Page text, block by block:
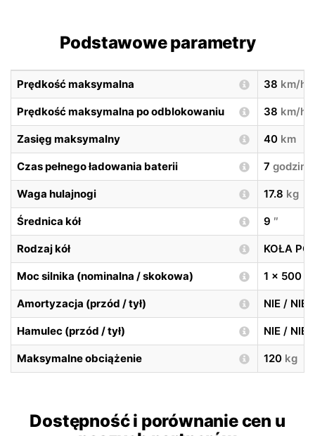
Podstawowe parametry
Prędkość maksymalna 38 km/h
Prędkość maksymalna po odblokowaniu 38 km/h
Zasięg maksymalny 40 km
Czas pełnego ładowania baterii 7 godzin
Waga hulajnogi 17.8 kg
Średnica kół 9 ″
Rodzaj kół KOŁA
Moc silnika (nominalna / skokowa) 1 x 500
Amortyzacja (przód / tył) NIE / NIE
Hamulec (przód / tył) NIE / NIE
Maksymalne obciążenie 120 kg
Dostępność i porównanie cen u